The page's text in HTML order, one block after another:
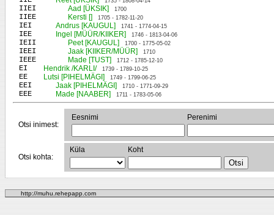
IIEI Aad [ÜKSIK] 1700
IIEE Kersti [] 1705 - 1782-11-20
IEI Andrus [KAUGUL] 1741 - 1774-04-15
IEE Ingel [MÜÜR/KIIKER] 1746 - 1813-04-06
IEII Peet [KAUGUL] 1700 - 1775-05-02
IEEI Jaak [KIIKER/MÜÜR] 1710
IEEE Made [TUST] 1712 - 1785-12-10
EI Hendrik /KARLI/ 1739 - 1789-10-25
EE Lutsi [PIHELMÄGI] 1749 - 1799-06-25
EEI Jaak [PIHELMÄGI] 1710 - 1771-09-29
EEE Made [NAABER] 1711 - 1783-05-06
Otsi inimest:
Eesnimi Perenimi
Otsi kohta:
Küla Koht
http://muhu.rehepapp.com